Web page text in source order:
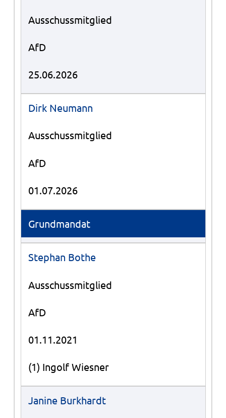
Ausschussmitglied
AfD
25.06.2026
Dirk Neumann
Ausschussmitglied
AfD
01.07.2026
Grundmandat
Stephan Bothe
Ausschussmitglied
AfD
01.11.2021
(1) Ingolf Wiesner
Janine Burkhardt